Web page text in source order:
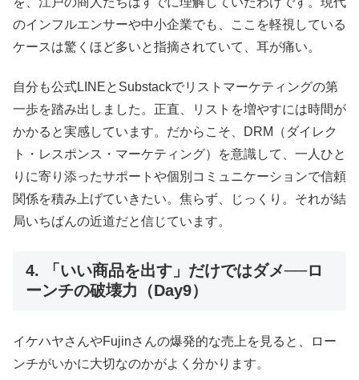
のインフルエンサーや中小企業でも、ここを軽視している
ケースは驚くほど多いと指摘されていて、耳が痛い。
自分も公式LINEとSubstackでリストマーケティングの第
一歩を踏み出しました。正直、リストを増やすには時間が
かかると実感しています。だからこそ、DRM（ダイレク
ト・レスポンス・マーケティング）を意識して、一人ひと
りに寄り添ったサポートや個別コミュニケーションで信頼
関係を積み上げていきたい。焦らず、じっくり。それが結
局いちばんの近道だと信じています。
4. 「いい商品を出す」だけではダメ──ロ
ーンチの破壊力（Day9）
イケハヤさんやFujinさんの爆発的な売上を見ると、ロー
ンチがいかに大切なのかがよく分かります。